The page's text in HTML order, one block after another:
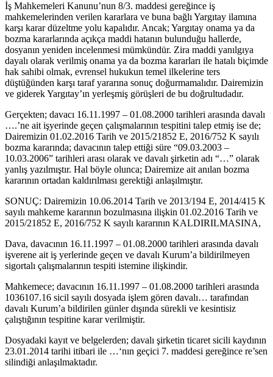
İş Mahkemeleri Kanunu’nun 8/3. maddesi gereğince iş
mahkemelerinden verilen kararlara ve buna bağlı Yargıtay ilamına
karşı karar düzeltme yolu kapalıdır. Ancak; Yargıtay onama ya da
bozma kararlarında açıkça maddi hatanın bulunduğu hallerde,
dosyanın yeniden incelenmesi mümkündür. Zira maddi yanılgıya
dayalı olarak verilmiş onama ya da bozma kararları ile hatalı biçimde
hak sahibi olmak, evrensel hukukun temel ilkelerine ters
düştüğünden karşı taraf yararına sonuç doğurmamalıdır. Dairemizin
ve giderek Yargıtay’ın yerleşmiş görüşleri de bu doğrultudadır.
Gerçekten; davacı 16.11.1997 – 01.08.2000 tarihleri arasında davalı
….’ne ait işyerinde geçen çalışmalarının tespitini talep etmiş ise de;
Dairemizin 01.02.2016 Tarih ve 2015/21852 E, 2016/752 K sayılı
bozma kararında; davacının talep ettiği süre “09.03.2003 –
10.03.2006” tarihleri arası olarak ve davalı şirketin adı “…” olarak
yanlış yazılmıştır. Hal böyle olunca; Dairemize ait anılan bozma
kararının ortadan kaldırılması gerektiği anlaşılmıştır.
SONUÇ: Dairemizin 10.06.2014 Tarih ve 2013/194 E, 2014/415 K
sayılı mahkeme kararının bozulmasına ilişkin 01.02.2016 Tarih ve
2015/21852 E, 2016/752 K sayılı kararının KALDIRILMASINA,
Dava, davacının 16.11.1997 – 01.08.2000 tarihleri arasında davalı
işverene ait iş yerlerinde geçen ve davalı Kurum’a bildirilmeyen
sigortalı çalışmalarının tespiti istemine ilişkindir.
Mahkemece; davacının 16.11.1997 – 01.08.2000 tarihleri arasında
1036107.16 sicil sayılı dosyada işlem gören davalı… tarafından
davalı Kurum’a bildirilen günler dışında sürekli ve kesintisiz
çalıştığının tespitine karar verilmiştir.
Dosyadaki kayıt ve belgelerden; davalı şirketin ticaret sicili kaydının
23.01.2014 tarihi itibari ile …‘nın geçici 7. maddesi gereğince re’sen
silindiği anlaşılmaktadır.